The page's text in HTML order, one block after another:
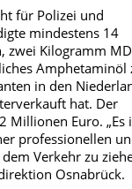
für Polizei und
mindestens 14
zwei Kilogramm
Amphetaminöl
in den
hat. Der
Millionen Euro. „Es
professionellen
Verkehr zu
Osnabrück.